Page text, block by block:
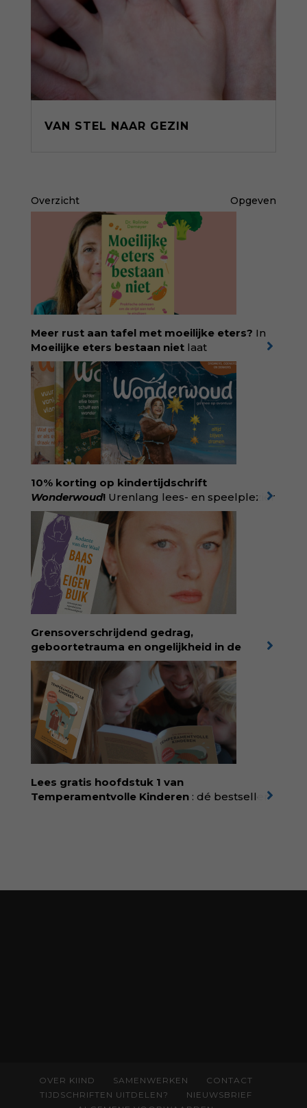
VAN STEL NAAR GEZIN
Overzicht Opgeven
Meer rust aan tafel met moeilijke eters? In
Moeilijke eters bestaan niet laat
kinderdiëtist en lactatiekundigeRolinde
Demeyerzien wat er schuilgaat achter
eetgedrag dat ouders zorgen baart. Met
aandacht voor ontwikkeling,
neurodivergentie en medische oorzaken
helpt ze hardnekkige misverstanden los te
laten en maakt ze van eten weer een
moment van verbinding. Bestel via je lokale
boekhandel! Lees meer over Rolinde via
kiind.nl/rolinde
10% korting op kindertijdschrift
Wonderwoud! Urenlang lees- en speelplezier
voor dromers, doeners en denkers.
Wonderwoud is het ambachtelijk gemaakte
antwoord op alle snelle gooimaarweg-
boekjes en hapsnap-filmpjes. Het mooiste
kindertijdschrift van Nederland; met liefde en
kunde voor taal, beeld en tekeningen die
spat van elke pagina. Dat vóel je. Dat voelt je
kind. Abonneer via
wonderwoud.nl/abonneren**
korting met code:
KIIND10
Grensoverschrijdend gedrag,
geboortetrauma en ongelijkheid in de
geboortezorg:in Baas in eigen buik verbindt
filosoof en vroedvrouw Rodante van der Waal
persoonlijke ervaringen aan structureel
onrecht en introduceert ze reproductieve
rechtvaardigheid als een collectieve, radicale
praktijk van zorg. Voor iedereen die wil
begrijpen wat er speelt rond vruchtbaarheid
en geboorte. Koop het boek via
singeluitgeverijen.nl/nijgh-van-
ditmar/boek/baas-in-eigen-buik
Lees gratis hoofdstuk 1 van
Temperamentvolle Kinderen : dé bestseller
OVER KIIND SAMENWERKEN
CONTACT
TIJDSCHRIFTEN UITDELEN?
NIEUWSBRIEF